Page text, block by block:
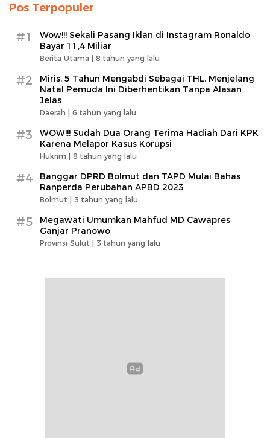
Pos Terpopuler
#1
Wow!!! Sekali Pasang Iklan di Instagram Ronaldo
Bayar 11,4 Miliar
Berita Utama | 8 tahun yang lalu
#2
Miris, 5 Tahun Mengabdi Sebagai THL, Menjelang
Natal Pemuda Ini Diberhentikan Tanpa Alasan
Jelas
Daerah | 6 tahun yang lalu
#3
WOW!!! Sudah Dua Orang Terima Hadiah Dari KPK
Karena Melapor Kasus Korupsi
Hukrim | 8 tahun yang lalu
#4
Banggar DPRD Bolmut dan TAPD Mulai Bahas
Ranperda Perubahan APBD 2023
Bolmut | 3 tahun yang lalu
#5
Megawati Umumkan Mahfud MD Cawapres
Ganjar Pranowo
Provinsi Sulut | 3 tahun yang lalu